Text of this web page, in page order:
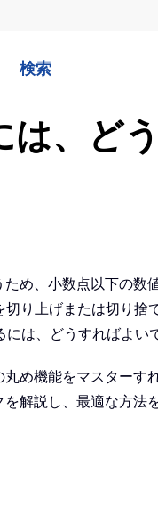
検索
、ど
め、小数点以下の数
り上げまたは切り捨
は、どうすればよい
め機能をマスターす
解説し、最適な方法